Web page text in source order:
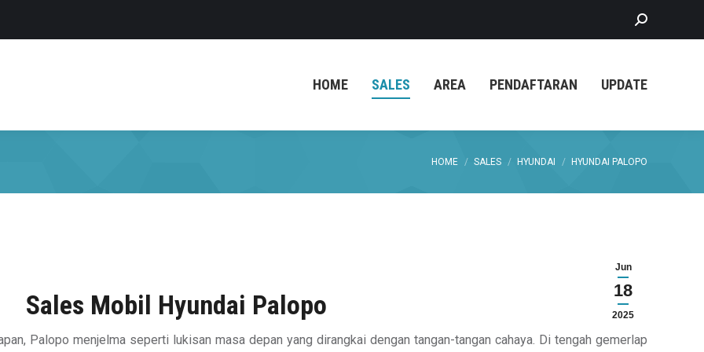
Search:
HOME SALES AREA PENDAFTARAN UPDATE
You are here:
HOME SALES HYUNDAI HYUNDAI PALOPO
Jun
18
2025
Sales Mobil Hyundai Palopo
Palopo menjelma seperti lukisan masa depan yang dirangkai dengan tangan-tangan cahaya. Di tengah gemerlap